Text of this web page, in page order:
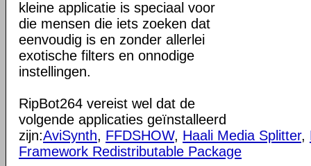
kleine applicatie is speciaal voor
die mensen die iets zoeken dat
eenvoudig is en zonder allerlei
exotische filters en onnodige
instellingen.
RipBot264 vereist wel dat de
volgende applicaties geïnstalleerd
zijn:AviSynth, FFDSHOW, Haali Media Splitter,
Framework Redistributable Package